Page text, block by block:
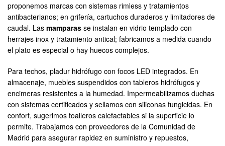
proponemos marcas con sistemas rimless y tratamientos
antibacterianos; en grifería, cartuchos duraderos y limitadores de
caudal. Las mamparas se instalan en vidrio templado con
herrajes inox y tratamiento antical; fabricamos a medida cuando
el plato es especial o hay huecos complejos.
Para techos, pladur hidrófugo con focos LED integrados. En
almacenaje, muebles suspendidos con tableros hidrófugos y
encimeras resistentes a la humedad. Impermeabilizamos duchas
con sistemas certificados y sellamos con siliconas fungicidas. En
confort, sugerimos toalleros calefactables si la superficie lo
permite. Trabajamos con proveedores de la Comunidad de
Madrid para asegurar rapidez en suministro y repuestos,